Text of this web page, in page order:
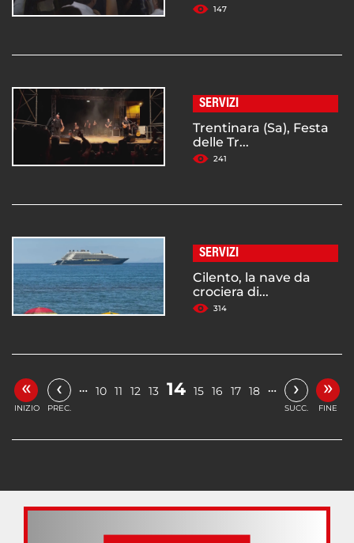
147
SERVIZI
Trentinara (Sa), Festa
delle Tr...
241
SERVIZI
Cilento, la nave da
crociera di...
314
«
INIZIO
‹
PREC.
… 10 11 12 13 14 15 16 17 18 … ›
SUCC.
»
FINE